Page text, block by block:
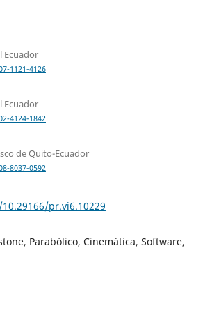
Ecuador
1121-4126
Ecuador
4124-1842
de Quito-Ecuador
8037-0592
pr.vi6.10229
Parabólico, Cinemática, Software,